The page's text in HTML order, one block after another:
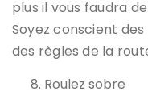
plus il vous faudra
Soyez conscient
des règles de la
Roulez sobre